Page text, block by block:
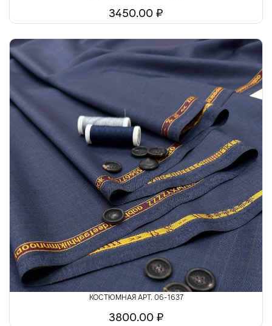
3450.00 ₽
КОСТЮМНАЯ АРТ. 06-1637
3800.00 ₽